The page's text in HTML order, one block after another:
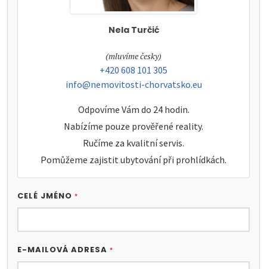
Nela Turčić
tel:
(mluvíme česky)
tel:
+420 608 101 305
e-mail:
info@nemovitosti-chorvatsko.eu
Odpovíme Vám do 24 hodin.
Nabízíme pouze prověřené reality.
Ručíme za kvalitní servis.
Pomůžeme zajistit ubytování při prohlídkách.
CELÉ JMÉNO *
E-MAILOVÁ ADRESA *